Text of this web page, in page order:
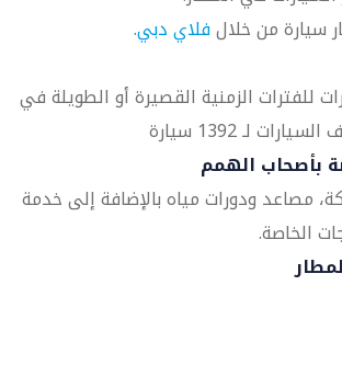
سيارة من خلالفلاي دبي.
للفترات الزمنية القصيرة أو الطويلة في
لـ 1392 سيارة
بأصحاب الهمم
مصاعد ودورات مياه بالإضافة إلى خدمة
الخاصة.